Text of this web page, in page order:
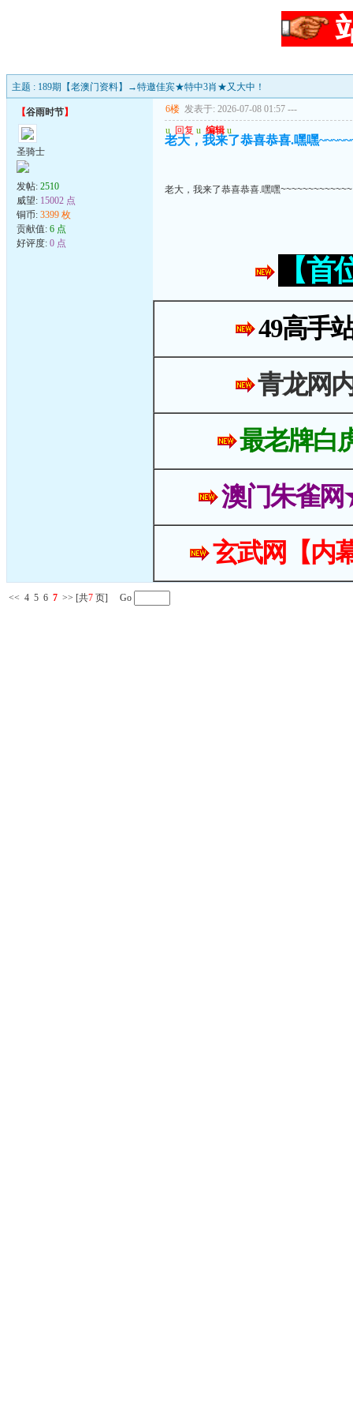
主题 : 189期【老澳门资料】→特邀佳宾★特中3肖★又大中！
【谷雨时节】
圣骑士
发帖: 2510
威望: 15002 点
铜币: 3399 枚
贡献值: 6 点
好评度: 0 点
6楼 发表于: 2026-07-08 01:57 ---
u 回复 u 编辑 u
老大，我来了恭喜恭喜.嘿嘿
老大，我来了恭喜恭喜.嘿嘿~~~~~~~~~~~~~
【
49高手
青龙网
最老牌白
澳门朱雀
玄武网【内
<< 4 5 6 7 >> [共7 页] Go